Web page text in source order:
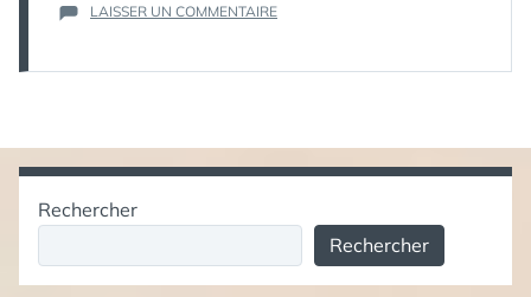
LAISSER UN COMMENTAIRESUR
LA
LES
CIRCUITS-
D’URGENCE,
Rechercher
Rechercher